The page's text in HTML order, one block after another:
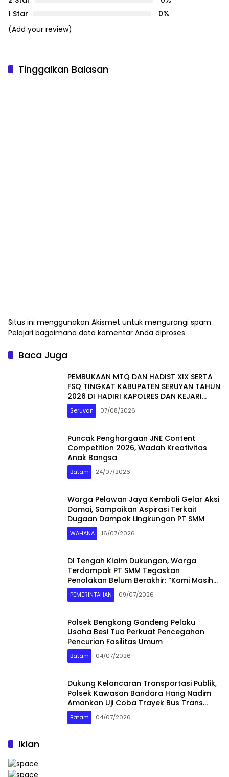
1 Star
0%
(Add your review)
Tinggalkan Balasan
Situs ini menggunakan Akismet untuk mengurangi spam.
Pelajari bagaimana data komentar Anda diproses
Baca Juga
PEMBUKAAN MTQ DAN HADIST XIX SERTA
FSQ TINGKAT KABUPATEN SERUYAN TAHUN
2026 DI HADIRI KAPOLRES DAN KEJARI
SERUYAN
Seruyan 07/08/2026
Puncak Penghargaan JNE Content
Competition 2026, Wadah Kreativitas
Anak Bangsa
Batam 24/07/2026
Warga Pelawan Jaya Kembali Gelar Aksi
Damai, Sampaikan Aspirasi Terkait
Dugaan Dampak Lingkungan PT SMM
WAHANA 16/07/2026
Di Tengah Klaim Dukungan, Warga
Terdampak PT SMM Tegaskan
Penolakan Belum Berakhir: “Kami Masih
Merasakan Dampaknya”
PEMERINTAHAN 09/07/2026
Polsek Bengkong Gandeng Pelaku
Usaha Besi Tua Perkuat Pencegahan
Pencurian Fasilitas Umum
Batam 04/07/2026
Dukung Kelancaran Transportasi Publik,
Polsek Kawasan Bandara Hang Nadim
Amankan Uji Coba Trayek Bus Trans
Batam
Batam 04/07/2026
Iklan